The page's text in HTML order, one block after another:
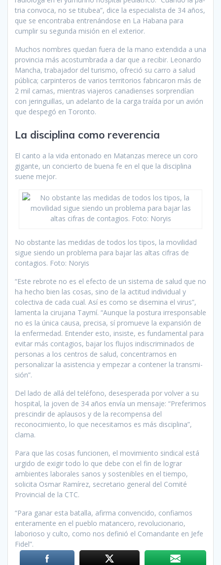
tria convoca, no se titubea”, dice la especialista de 34 años,
que se encontraba entrenándose en La Habana para
cumplir su segunda misión en el exterior.
Muchos nombres quedan fuera de la mano extendida a una
pro­vincia más acostumbrada a dar que a recibir. Leonardo
Mancha, trabajador del turismo, ofreció su carro a salud
pública; carpinte­ros de varios territorios fabrica­ron más de
2 mil camas, mientras viajeros canadienses sorprendían
con jeringuillas, un adelanto de la carga traída por un avión
que des­pegó en Toronto.
La disciplina como reverencia
El canto a la vida entonado en Matanzas merece un coro
gi­gante, un concierto de buena fe en el que la disciplina
suene mejor.
No obstante las medidas de todos los tipos, la movilidad
sigue siendo un problema para bajar las altas cifras de
contagios. Foto: Noryis
“Este rebrote no es el efecto de un sistema de salud que no
ha hecho bien las cosas, sino de la actitud individual y
colectiva de cada cual. Así es como se disemi­na el virus”,
lamenta la cirujana Taymí. “Aunque la postura irres­ponsable
no es la única causa, precisa, sí promueve la expansión de
la enfermedad. Entender esto, insiste, es fundamental para
evi­tar más contagios, bajar los flujos indiscriminados de
personas a los centros de salud, concentrar­nos en
personalizar la asistencia y empezar a contener la transmi­
sión”.
Del lado de allá del teléfono, desesperada por volver a su
hos­pital, la joven de 34 años envía un mensaje: “Preferimos
prescindir de aplausos y de la recompensa del
reconocimiento, lo que nece­sitamos es más disciplina”,
clama.
Para que las cosas funcionen, el movimiento sindical está
urgi­do de exigir todo lo que debe con el fin de lograr
ambientes laborales sanos y sostenibles en el tiempo,
solicita Osmar Ramírez, secreta­rio general del Comité
Provincial de la CTC.
“Para ganar esta batalla, afir­ma convencido, confiamos
ente­ramente en el pueblo matancero, revolucionario,
laborioso y culto, como nos definió el Comandante en Jefe
Fidel”.